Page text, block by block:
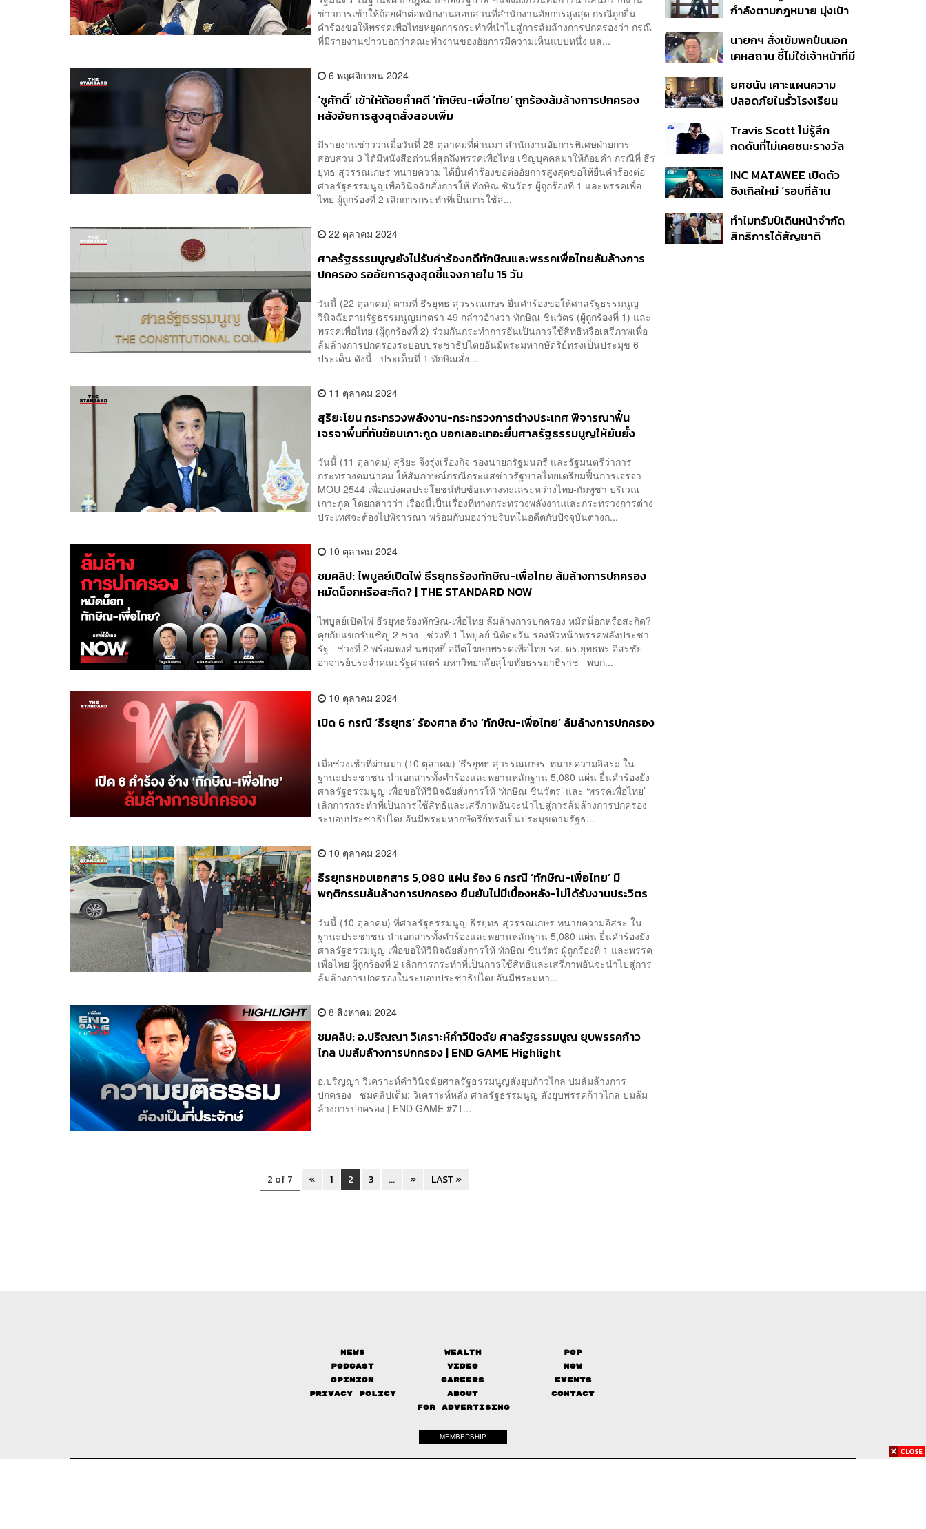
ข่าวการเข้าให้ถ้อยคำต่อพนักงานสอบสวนที่สำนักงานอัยการสูงสุด กรณีถูกยื่น
คำร้องขอให้พรรคเพื่อไทยหยุดการกระทำที่นำไปสู่การล้มล้างการปกครอง​ว่า​ กรณี
ที่มีรายงานข่าวบอกว่าคณะทำงานของอัยการมีความเห็นแบบหนึ่ง แล...
6 พฤศจิกายน 2024
‘ชูศักดิ์’ เข้าให้ถ้อยคำคดี ‘ทักษิณ-เพื่อไทย’ ถูกร้องล้มล้างการปกครอง
หลังอัยการสูงสุดสั่งสอบเพิ่ม
มีรายงานข่าวว่าเมื่อวันที่ 28 ตุลาคมที่ผ่านมา สำนักงานอัยการพิเศษฝ่ายการ
สอบสวน 3 ได้มีหนังสือด่วนที่สุดถึงพรรคเพื่อไทย เชิญบุคคลมาให้ถ้อยคำ กรณีที่ ธีร
ยุทธ สุวรรณเกษร ทนายความ ได้ยื่นคำร้องขอต่ออัยการสูงสุดขอให้ยื่นคำร้องต่อ
ศาลรัฐธรรมนูญเพื่อวินิจฉัยสั่งการให้ ทักษิณ ชินวัตร ผู้ถูกร้องที่ 1 และพรรคเพื่อ
ไทย ผู้ถูกร้องที่ 2 เลิกการกระทำที่เป็นการใช้ส...
22 ตุลาคม 2024
ศาลรัฐธรรมนูญยังไม่รับคำร้องคดีทักษิณและพรรคเพื่อไทยล้มล้างการ
ปกครอง รออัยการสูงสุดชี้แจงภายใน 15 วัน
วันนี้ (22 ตุลาคม) ตามที่ ธีรยุทธ สุวรรณเกษร ยื่นคำร้องขอให้ศาลรัฐธรรมนูญ
วินิจฉัยตามรัฐธรรมนูญมาตรา 49 กล่าวอ้างว่า ทักษิณ ชินวัตร (ผู้ถูกร้องที่ 1) และ
พรรคเพื่อไทย (ผู้ถูกร้องที่ 2) ร่วมกันกระทำการอันเป็นการใช้สิทธิหรือเสรีภาพเพื่อ
ล้มล้างการปกครองระบอบประชาธิปไตยอันมีพระมหากษัตริย์ทรงเป็นประมุข 6
ประเด็น ดังนี้ ประเด็นที่ 1 ทักษิณสั่ง...
11 ตุลาคม 2024
สุริยะโยน​ กระทรวงพลังงาน-กระทรวงการต่างประเทศ พิจารณาฟื้น
เจรจาพื้นที่ทับซ้อนเกาะกูด บอกเลอะเทอะยื่นศาลรัฐธรรมนูญ​ให้ยับยั้ง
วันนี้ (11 ตุลาคม) สุริยะ จึงรุ่งเรืองกิจ รองนายกรัฐมนตรี​ และรัฐมนตรี​ว่าการ​
กระทรวงคมนาคม ให้สัมภาษณ์กรณีกระแสข่าวรัฐบาลไทยเตรียมฟื้นการเจรจา
MOU 2544 เพื่อแบ่งผลประโยชน์ทับซ้อนทางทะเลระหว่างไทย-กัมพูชา บริเวณ
เกาะกูด โดยกล่าวว่า เรื่องนี้เป็นเรื่องที่ทางกระทรวงพลังงานและกระทรวงการต่าง
ประเทศจะต้องไปพิจารณา พร้อมกับมองว่าบริบทในอดีตกับปัจจุบันต่างก...
10 ตุลาคม 2024
ชมคลิป: ไพบูลย์เปิดไพ่ ธีรยุทธร้องทักษิณ-เพื่อไทย ล้มล้างการปกครอง
หมัดน็อกหรือสะกิด? | THE STANDARD NOW
ไพบูลย์เปิดไพ่ ธีรยุทธร้องทักษิณ-เพื่อไทย ล้มล้างการปกครอง หมัดน็อกหรือสะกิด?
คุยกับแขกรับเชิญ 2 ช่วง ช่วงที่ 1 ไพบูลย์ นิติตะวัน รองหัวหน้าพรรคพลังประชา
รัฐ ช่วงที่ 2 พร้อมพงศ์ นพฤทธิ์ อดีตโฆษกพรรคเพื่อไทย รศ. ดร.ยุทธพร อิสรชัย
อาจารย์ประจำคณะรัฐศาสตร์ มหาวิทยาลัยสุโขทัยธรรมาธิราช พบก...
10 ตุลาคม 2024
เปิด 6 กรณี ‘ธีรยุทธ’ ร้องศาล อ้าง ‘ทักษิณ-เพื่อไทย’ ล้มล้างการปกครอง​
เมื่อช่วงเช้าที่ผ่านมา (10 ตุลาคม) ‘ธีรยุทธ สุวรรณเกษร’ ทนายความอิสระ ใน
ฐานะประชาชน นำเอกสาร​ทั้งคำร้องและพยานหลักฐาน​ 5,080 แผ่น​ ยื่นคำร้องยัง
ศาลรัฐธรรมนูญ​ เพื่อขอให้วินิจฉัยสั่งการให้ ‘ทักษิณ ชินวัตร’ และ ‘พรรคเพื่อไทย’
เลิกการกระทำที่เป็นการใช้สิทธิและเสรีภาพอันจะนำไปสู่การล้มล้างการปกครอง
ระบอบประชาธิปไตยอันมีพระมหากษัตริย์ทรงเป็นประมุขตามรัฐธ...
10 ตุลาคม 2024
ธีรยุทธหอบเอกสาร​ 5,080 แผ่น​ ร้อง 6 กรณี ‘ทักษิณ-เพื่อไทย’ มี
พฤติกรรมล้มล้างการปกครอง​ ยืนยันไม่มีเบื้องหลัง​-ไม่ได้รับงานประวิตร
วันนี้ (10 ตุลาคม) ที่ศาลรัฐธรรมนูญ ธีรยุทธ สุวรรณเกษร ทนายความอิสระ ใน
ฐานะประชาชน นำเอกสาร​ทั้งคำร้องและพยานหลักฐาน​ 5,080 แผ่น​ ยื่นคำร้องยัง
ศาลรัฐธรรมนูญ​ เพื่อขอให้วินิจฉัยสั่งการให้ ทักษิณ ชินวัตร ผู้ถูกร้องที่ 1 และพรรค
เพื่อไทย ผู้ถูกร้องที่ 2 เลิกการกระทำที่เป็นการใช้สิทธิและเสรีภาพอันจะนำไปสู่การ
ล้มล้างการปกครองในระบอบประชาธิปไตยอันมีพระมหา...
8 สิงหาคม 2024
ชมคลิป: อ.ปริญญา วิเคราะห์คำวินิจฉัย ศาลรัฐธรรมนูญ ยุบพรรคก้าว
ไกล ปมล้มล้างการปกครอง | END GAME Highlight
อ.ปริญญา วิเคราะห์คำวินิจฉัยศาลรัฐธรรมนูญสั่งยุบก้าวไกล ปมล้มล้างการ
ปกครอง ชมคลิปเต็ม: วิเคราะห์หลัง ศาลรัฐธรรมนูญ สั่งยุบพรรคก้าวไกล ปมล้ม
ล้างการปกครอง | END GAME #71...
2 of 7 « 1 2 3 ... » LAST »
กำลังตามกฎหมาย มุ่งเป้า
หายไทยไม่อาจลบด้วย
ข้อมูลบิดเบือน
นายกฯ สั่งเข้มพกปืนนอก
เคหสถาน ชี้ไม่ใช่เจ้าหน้าที่มี
ก่อเหตุ เจ้าของร่วมรับผิด
ยศชนัน เคาะแผนความ
ปลอดภัยในรั้วโรงเรียน
ดูแล-คุมเข้มคัดกรองสิ่ง
ผิดกฎหมาย
Travis Scott ไม่รู้สึก
กดดันที่ไม่เคยชนะรางวัล
แล้ว 10 ครั้ง
INC MATAWEE เปิดตัว
ซิงเกิลใหม่ ‘รอบที่ล้าน
มาแสดงในมิวสิกวิดีโอ
ทำไมทรัมป์เดินหน้าจำกัด
สิทธิการได้สัญชาติ
News Wealth
Pop
Podcast
Video
Now
Opinion
Careers
Events
Privacy Policy
About
Contact
FOR ADVERTISING
MEMBERSHIP